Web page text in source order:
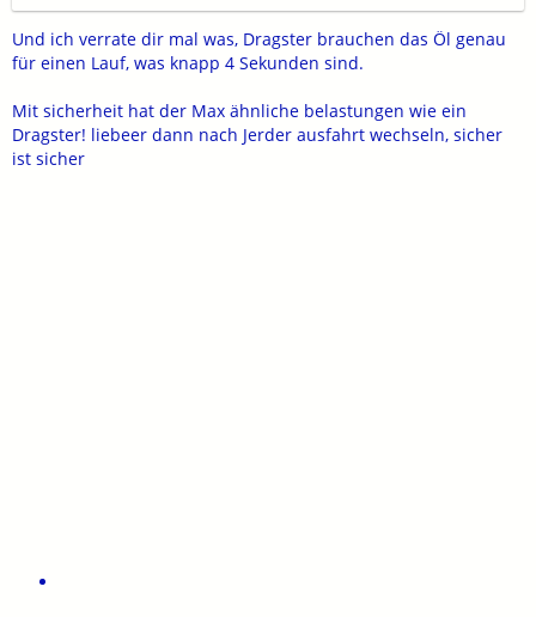
Und ich verrate dir mal was, Dragster brauchen das Öl genau
für einen Lauf, was knapp 4 Sekunden sind.
Mit sicherheit hat der Max ähnliche belastungen wie ein
Dragster! liebeer dann nach Jerder ausfahrt wechseln, sicher
ist sicher